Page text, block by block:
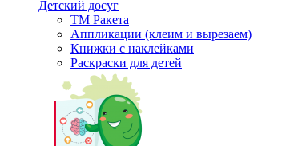
Детский досуг
ТМ Ракета
Аппликации (клеим и вырезаем)
Книжки с наклейками
Раскраски для детей